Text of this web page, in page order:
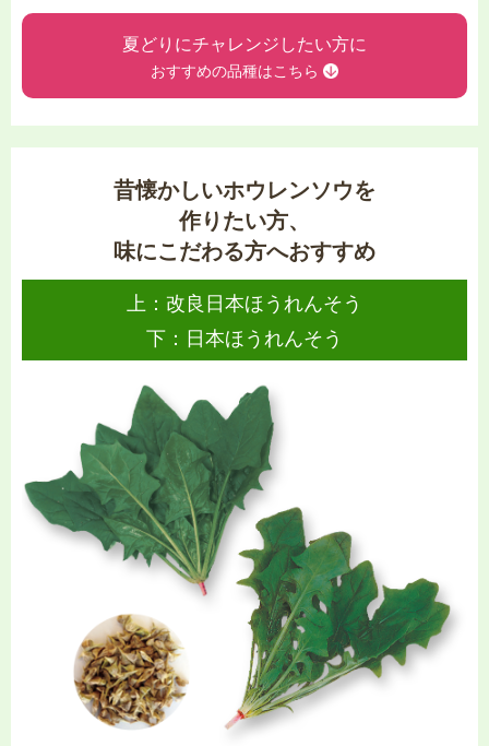
夏どりにチャレンジしたい方に
おすすめの品種はこちら
昔懐かしいホウレンソウを
作りたい方、
味にこだわる方へおすすめ
上：改良日本ほうれんそう
下：日本ほうれんそう